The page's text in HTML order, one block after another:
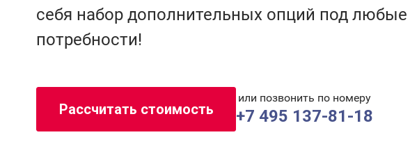
себя набор дополнительных опций под любые
потребности!
Рассчитать стоимость
или позвонить по номеру
+7 495 137-81-18